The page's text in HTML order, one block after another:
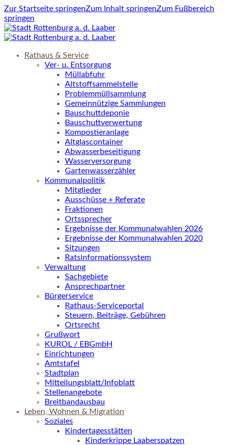
Zur Startseite springenZum Inhalt springenZum Fußbereich
springen
Rathaus & Service
Ver- u. Entsorgung
Müllabfuhr
Altstoffsammelstelle
Problemmüllsammlung
Gemeinnützige Sammlungen
Bauschuttdeponie
Bauschuttverwertung
Kompostieranlage
Altglascontainer
Abwasserbeseitigung
Wasserversorgung
Gartenwasserzähler
Kommunalpolitik
Mitglieder
Ausschüsse + Referate
Fraktionen
Ortssprecher
Ergebnisse der Kommunalwahlen 2026
Ergebnisse der Kommunalwahlen 2020
Sitzungen
Ratsinformationssystem
Verwaltung
Sachgebiete
Ansprechpartner
Bürgerservice
Rathaus-Serviceportal
Steuern, Beiträge, Gebühren
Ortsrecht
Grußwort
KUROL / EBGmbH
Einrichtungen
Amtstafel
Stadtplan
Mitteilungsblatt/Infoblatt
Stellenangebote
Breitbandausbau
Leben, Wohnen & Migration
Soziales
Kindertagesstätten
Kinderkrippe Laaberspatzen